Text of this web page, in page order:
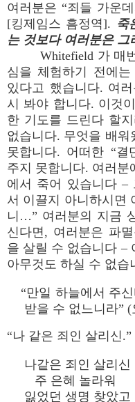
여러분은 “죄들 가운
[킹제임스 흠정역]. 죽
는 것보다 여러분은
Whitefield 가 매
심을 체험하기 전에
있다고 했습니다. 여
시 봐야 합니다. 이것
한 기도를 드린다 할
없습니다. 무엇을 배워
못합니다. 어떠한 “결
주지 못합니다. 여러분
에서 죽어 있습니다 –
서 이끌지 아니하시면
니…” 여러분의 지금
신다면, 여러분은 파
을 살릴 수 없습니다 –
아무것도 하실 수 없습
“만일 하늘에서 주
받을 수 없느니라”
“나 같은 죄인 살리신
나같은 죄인 살리신
주 은혜 놀라워
잃었던 생명 찾았고